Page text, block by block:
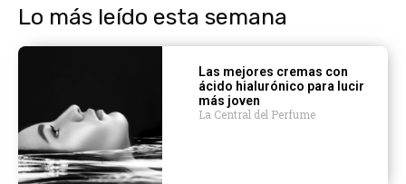
Lo más leído esta semana
Las mejores cremas con
ácido hialurónico para lucir
más joven
La Central del Perfume